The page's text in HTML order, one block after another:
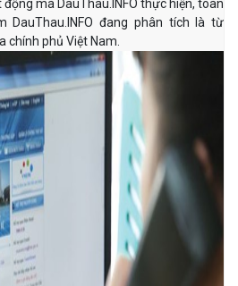
mà DauThau.INFO thực hiện, toàn
DauThau.INFO đang phân tích là từ
chính phủ Việt Nam.